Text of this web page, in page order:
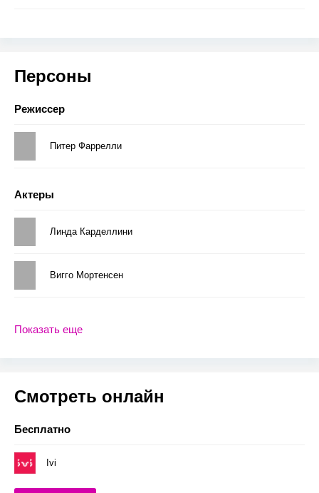
Персоны
Режиссер
Питер Фаррелли
Актеры
Линда Карделлини
Вигго Мортенсен
Показать еще
Смотреть онлайн
Бесплатно
Ivi